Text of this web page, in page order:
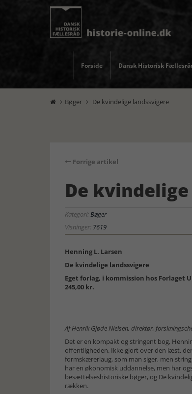
Forside Dansk Historisk
 Bøger  De kvindelige landssvigere
Forrige artikel
De
Kategori:Bøger
Visninger: 7619
Henning L. Larsen
De kvindelige landssvigere
Eget forlag, i kommission hos Forlaget
245,00 kr.
Af Henrik Gjøde Nielsen, direktør,
Det er en kompakt og stringent bog,
offentligheden. Ikke gjort over den læst,
formskærerlaug, som man siger, men
har en økonomisk uddannelse, men har
besættelseshistoriske bøger, og De
rækken.